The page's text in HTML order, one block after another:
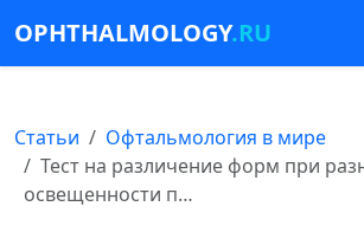
OPHTHALMOLOGY.RU
Статьи
Офтальмология в мире
Тест на различение форм при
освещенности п…